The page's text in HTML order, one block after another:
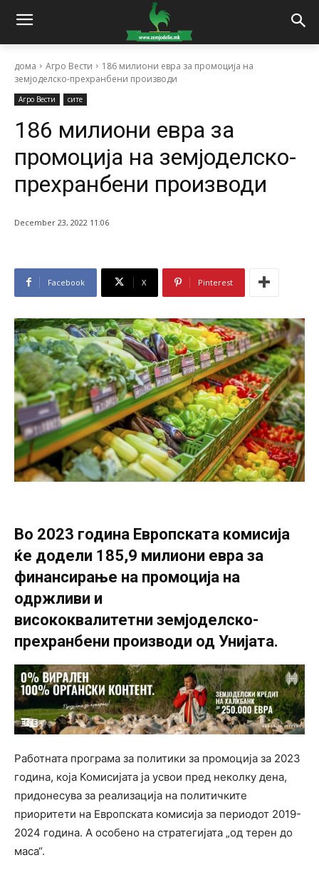
дома Агро Вести
186 милиони евра за промоција на
земјоделско-прехранбени производи
Агро Вести сите
186 милиони евра за
промоција на земјоделско-
прехранбени производи
December 23, 2022 11:06
Facebook X Pinterest
Во 2023 година Европската комисија
ќе додели 185,9 милиони евра за
финансирање на промоција на
одржливи и
висококвалитетни земјоделско-
прехранбени производи од Унијата.
Работната програма за политики за промоција за 2023
година, која Комисијата ја усвои пред неколку дена,
придонесува за реализација на политичките
приоритети на Европската комисија за периодот 2019-
2024 година. А особено на стратегијата „од терен до
маса“.